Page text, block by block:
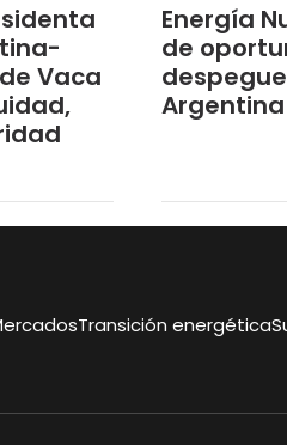
Vaca
Energía
de
Argentina
Transición energética